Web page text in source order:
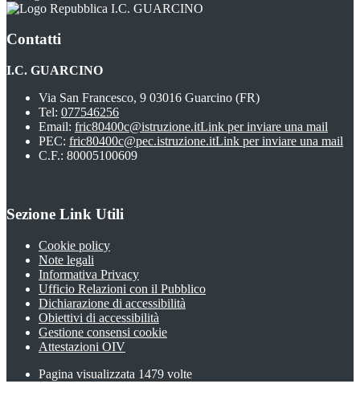
I.C. GUARCINO
Contatti
I.C. GUARCINO
Via San Francesco, 9 03016 Guarcino (FR)
Tel: 077546256
Email: fric80400c@istruzione.itLink per inviare una mail
PEC: fric80400c@pec.istruzione.itLink per inviare una mail
C.F.: 80005100609
Sezione Link Utili
Cookie policy
Note legali
Informativa Privacy
Ufficio Relazioni con il Pubblico
Dichiarazione di accessibilità
Obiettivi di accessibilità
Gestione consensi cookie
Attestazioni OIV
Pagina visualizzata 1479 volte